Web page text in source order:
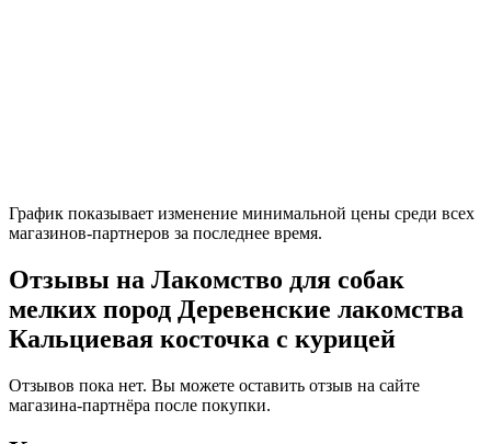
График показывает изменение минимальной цены среди всех
магазинов-партнеров за последнее время.
Отзывы на Лакомство для собак
мелких пород Деревенские лакомства
Кальциевая косточка с курицей
Отзывов пока нет. Вы можете оставить отзыв на сайте
магазина-партнёра после покупки.